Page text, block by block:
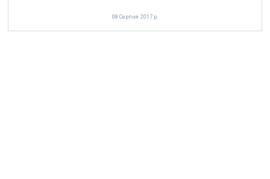
08 Серпня 2017 р.